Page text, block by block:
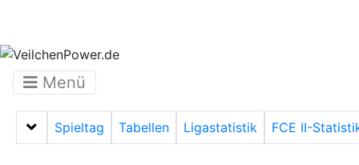
Menü
Menü auf-/zuklappen
Spieltag Tabellen Ligastatistik FCE II-